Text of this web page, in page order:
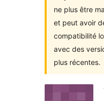
ne plus être
et peut avoir
compatibilité
avec des
plus récentes.